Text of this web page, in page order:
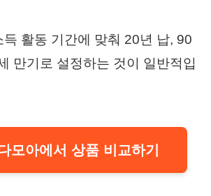
득 활동 기간에 맞춰 20년 납, 90
만기로 설정하는 것이 일반적입
모아에서 상품 비교하기